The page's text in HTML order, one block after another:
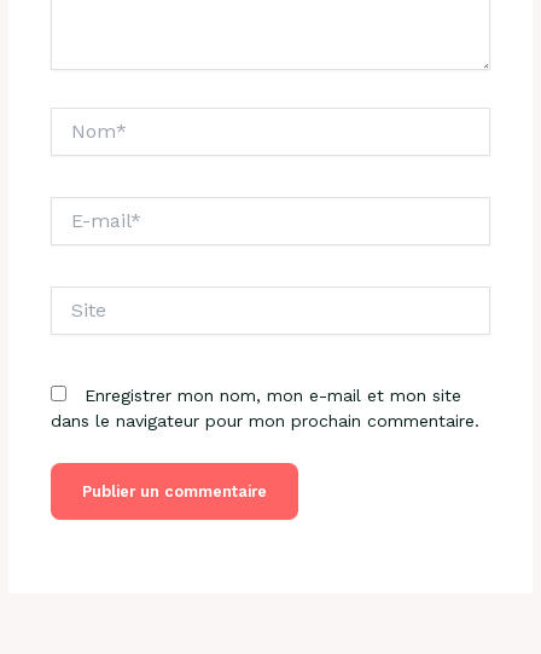
mail*
Enregistrer mon nom, mon e-mail et mon site
dans le navigateur pour mon prochain commentaire.